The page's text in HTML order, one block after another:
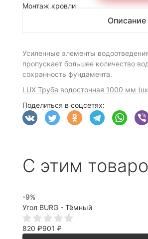
Монтаж кровли
Описание
Усиленные элементы
пропускает большее количество
сохранность фундамента.
LUX Труба водосточная 1000 мм
Поделиться в соцсетях:
С этим
-9%
Угол BURG - Тёмный
820 ₽901 ₽